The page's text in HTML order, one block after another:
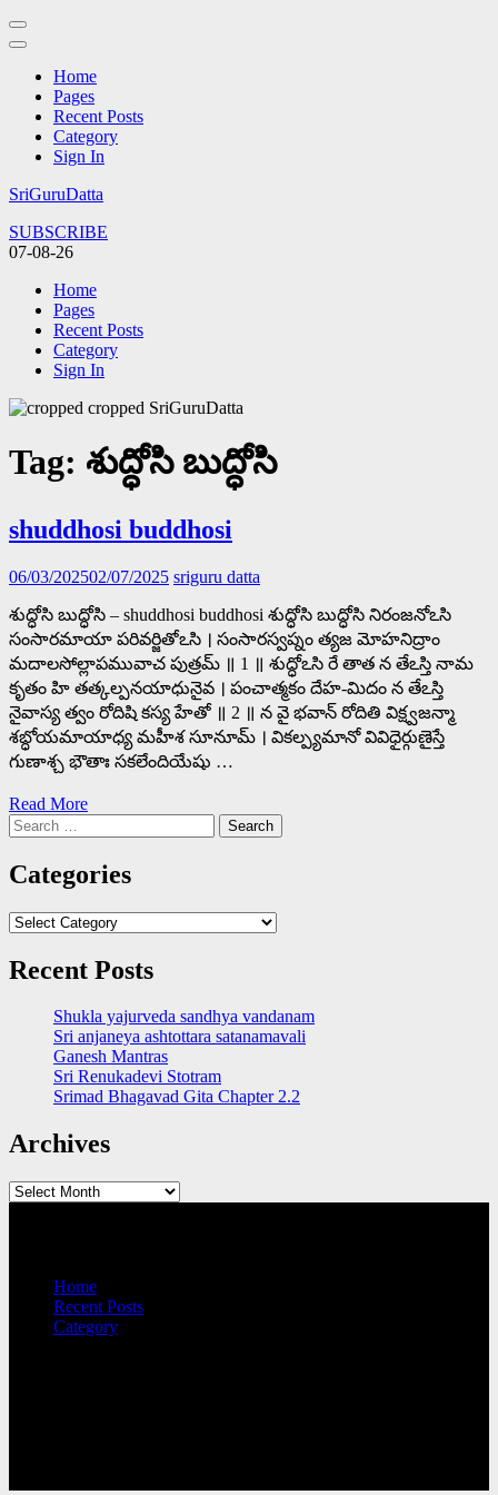
Home
Pages
Recent Posts
Category
Sign In
Skip
content
(Press
SriGuruDatta
SUBSCRIBE
07-08-26
Home
Pages
Recent Posts
Category
Sign In
Tag: శుద్ధోసి బుద్ధోసి
shuddhosi buddhosi
06/03/202502/07/2025 sriguru datta
శుద్ధోసి బుద్ధోసి – shuddhosi buddhosi శుద్ధోసి బుద్ధోసి నిరంజనోఽసి
సంసారమాయా పరివర్జితోఽసి । సంసారస్వప్నం త్యజ మోహనిద్రాం
మదాలసోల్లాపమువాచ పుత్రమ్ ॥ 1 ॥ శుద్ధోఽసి రే తాత న తేఽస్తి నామ
కృతం హి తత్కల్పనయాధునైవ । పంచాత్మకం దేహ-మిదం న తేఽస్తి
నైవాస్య త్వం రోదిషి కస్య హేతో ॥ 2 ॥ న వై భవాన్ రోదితి విక్ష్వజన్మా
శబ్ధోయమాయాధ్య మహీశ సూనూమ్ । వికల్ప్యమానో వివిధైర్గుణైస్తే
గుణాశ్చ భౌతాః సకలేందియేషు …
Read More
Search
for:
Categories
Categories
Recent Posts
Shukla yajurveda sandhya vandanam
Sri anjaneya ashtottara satanamavali
Ganesh Mantras
Sri Renukadevi Stotram
Srimad Bhagavad Gita Chapter 2.2
Archives
Archives
Home
Recent Posts
Category